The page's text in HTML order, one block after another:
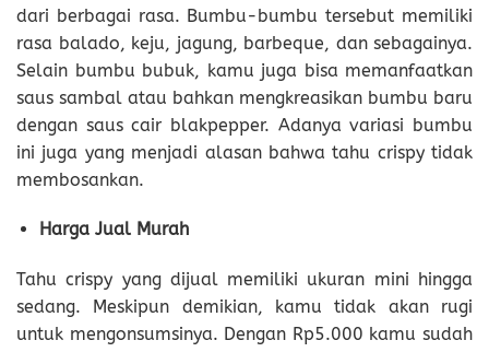
dari berbagai rasa. Bumbu-bumbu tersebut memiliki
rasa balado, keju, jagung, barbeque, dan sebagainya.
Selain bumbu bubuk, kamu juga bisa memanfaatkan
saus sambal atau bahkan mengkreasikan bumbu baru
dengan saus cair blakpepper. Adanya variasi bumbu
ini juga yang menjadi alasan bahwa tahu crispy tidak
membosankan.
Harga Jual Murah
Tahu crispy yang dijual memiliki ukuran mini hingga
sedang. Meskipun demikian, kamu tidak akan rugi
untuk mengonsumsinya. Dengan Rp5.000 kamu sudah